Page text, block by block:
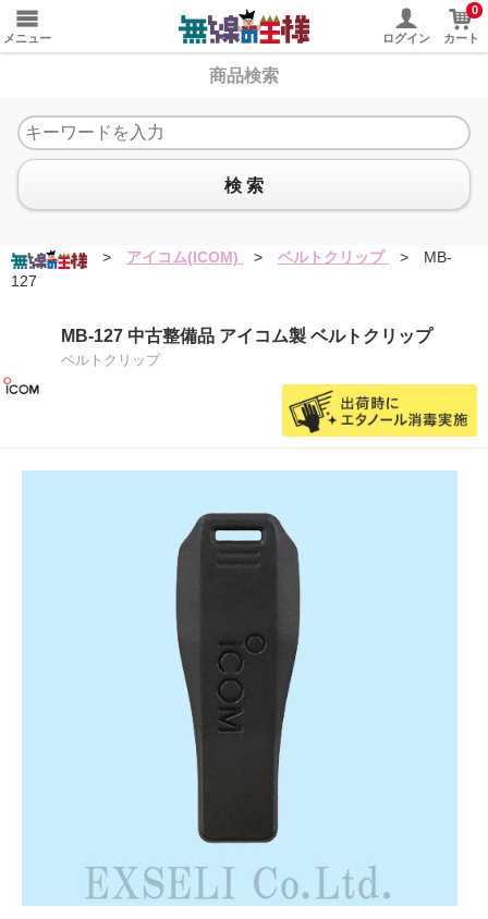
メニュー ログイン
0
カート
商品検索
検 索
> アイコム(ICOM) > ベルトクリップ >
MB-
127
MB-127 中古整備品 アイコム製 ベルトクリップ
ベルトクリップ